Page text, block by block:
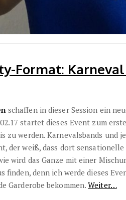
Format:
schaffen in dieser Session ein
startet dieses Event zum
zu werden. Karnevalsbands und
der weiß, dass dort sensationelle
wird das Ganze mit einer
finden, denn ich werde dieses
Garderobe bekommen.Weiter…